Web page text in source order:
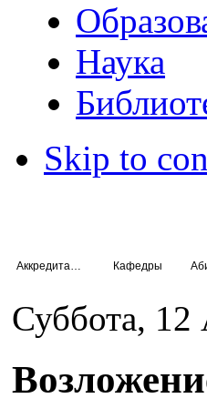
Наука
Skip to
Кафедры
Суббота, 12